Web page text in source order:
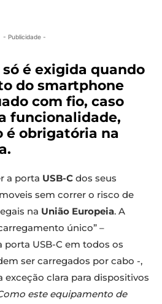
- Publicidade -
só é exigida quando
do smartphone
com fio, caso
funcionalidade,
é obrigatória na
a porta USB-C dos seus
sem correr o risco de
na União Europeia. A
único” –
USB-C em todos os
ser carregados por cabo -,
exceção clara para dispositivos
este equipamento de